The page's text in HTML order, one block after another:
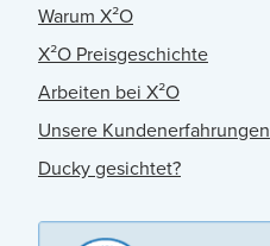
Warum X²O
X²O Preisgeschichte
Arbeiten bei X²O
Unsere Kundenerfahrungen
Ducky gesichtet?